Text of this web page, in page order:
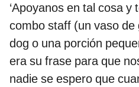
‘Apoyanos en tal cosa y
combo staff (un vaso
dog o una porción
era su frase para que
nadie se espero que